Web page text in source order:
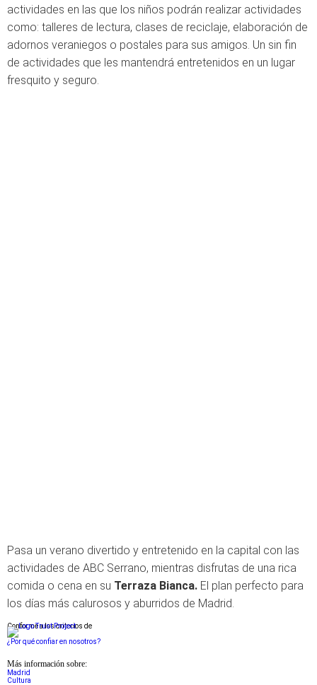
actividades en las que los niños podrán realizar actividades
como: talleres de lectura, clases de reciclaje, elaboración de
adornos veraniegos o postales para sus amigos. Un sin fin
de actividades que les mantendrá entretenidos en un lugar
fresquito y seguro.
Pasa un verano divertido y entretenido en la capital con las
actividades de ABC Serrano, mientras disfrutas de una rica
comida o cena en su Terraza Bianca. El plan perfecto para
los días más calurosos y aburridos de Madrid.
Conforme a los criterios de
¿Por qué confiar en nosotros?
Más información sobre:
Madrid
Cultura